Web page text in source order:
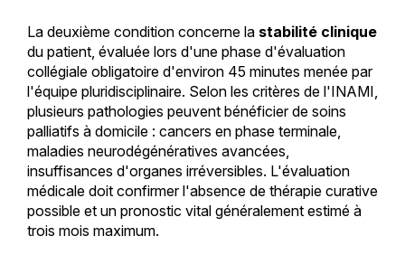
La deuxième condition concerne la stabilité clinique
du patient, évaluée lors d'une phase d'évaluation
collégiale obligatoire d'environ 45 minutes menée par
l'équipe pluridisciplinaire. Selon les critères de l'INAMI,
plusieurs pathologies peuvent bénéficier de soins
palliatifs à domicile : cancers en phase terminale,
maladies neurodégénératives avancées,
insuffisances d'organes irréversibles. L'évaluation
médicale doit confirmer l'absence de thérapie curative
possible et un pronostic vital généralement estimé à
trois mois maximum.